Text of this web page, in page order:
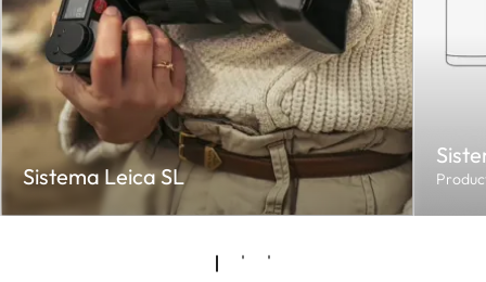
Sistema Leica SL